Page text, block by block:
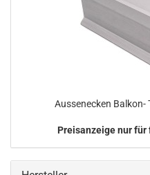
Aussenecken Balkon-
Preisanzeige nur